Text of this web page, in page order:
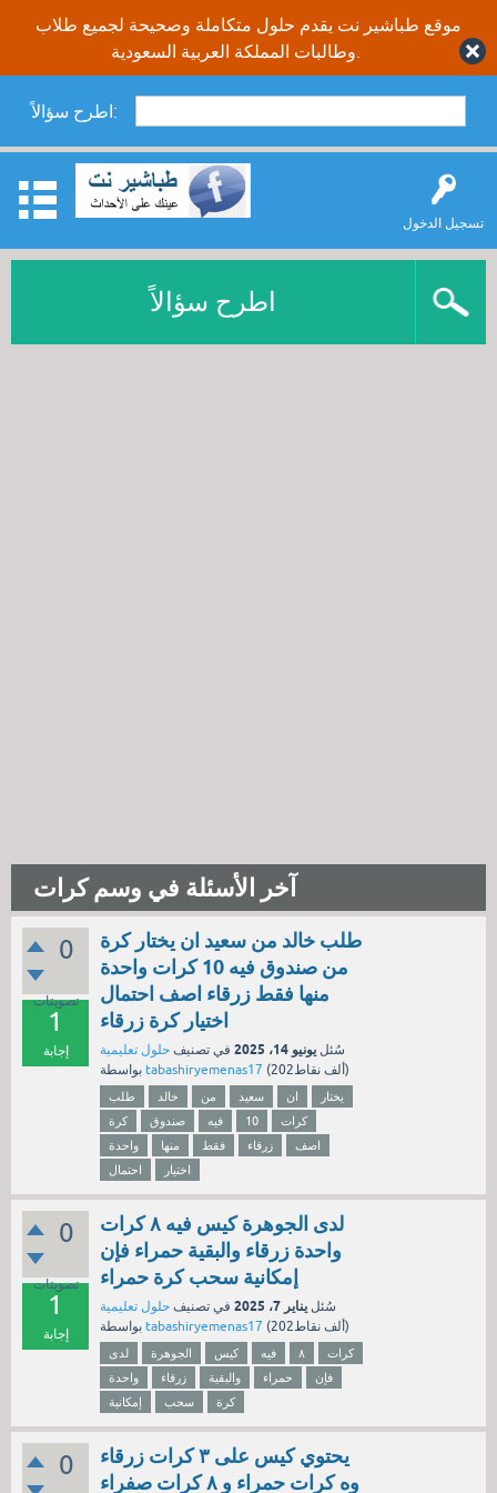
موقع طباشير نت يقدم حلول متكاملة وصحيحة لجميع طلاب
اطرح سؤالاً:
تسجيل الدخول
اطرح سؤالاً
آخر الأسئلة في وسم كرات
0
تصويتات
1
إجابة
طلب خالد من سعيد ان يختار كرة
من صندوق فيه 10 كرات واحدة
منها فقط زرقاء اصف احتمال
اختيار كرة زرقاء
سُئل يونيو 14، 2025 في تصنيف حلول تعليمية
tabashiryemenas17 ( 202ألف نقاط)
طلب خالد من سعيد ان
يختار
كرة
صندوق فيه 10
كرات
واحدة
منها فقط زرقاء
اصف
احتمال
اختيار
0
تصويتات
1
إجابة
لدى الجوهرة كيس فيه ٨ كرات
واحدة زرقاء والبقية حمراء فإن
إمكانية سحب كرة حمراء
سُئل يناير 7، 2025 في تصنيف حلول تعليمية
tabashiryemenas17 ( 202ألف نقاط)
لدى الجوهرة كيس فيه ٨
كرات
واحدة
زرقاء والبقية حمراء
فإن
إمكانية
سحب كرة
0
يحتوي كيس على ٣ كرات زرقاء
وه كرات حمراء و ۸ كرات صفراء